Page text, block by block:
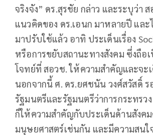
จริงจัง” ดร.สุรชัย กล่าว และระบุว่า
แนวคิดของ ดร.เอนก มาหลายปี และ
มาปรับใช้แล้ว อาทิ ประเด็นเรื่อง
หรือการขยับสถานะทางสังคม ซึ่งถือ
โจทย์ที่ สอวช. ให้ความสำคัญและจะ
นอกจากนี้ ศ. ดร.ยศชนัน วงศ์สวัสดิ์ ร
รัฐมนตรีและรัฐมนตรีว่าการกระทรว
ก็ให้ความสำคัญกับประเด็นด้านสังค
มนุษยศาสตร์เช่นกัน และมีความสน